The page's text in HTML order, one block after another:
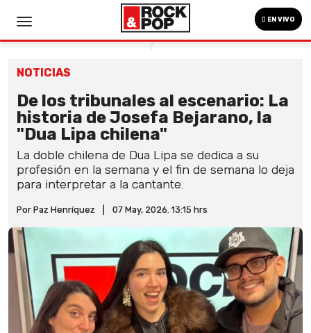
EN VIVO
NOTICIAS
De los tribunales al escenario: La
historia de Josefa Bejarano, la
"Dua Lipa chilena"
La doble chilena de Dua Lipa se dedica a su
profesión en la semana y el fin de semana lo deja
para interpretar a la cantante.
Por Paz Henríquez 07 May, 2026. 13:15 hrs